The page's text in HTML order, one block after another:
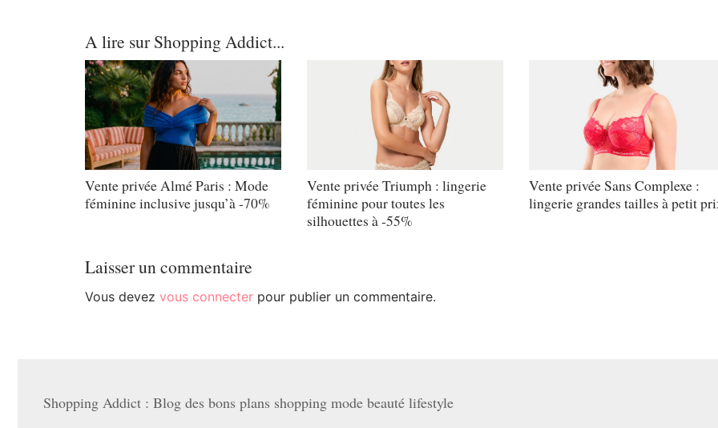
A lire sur Shopping Addict...
Vente privée Almé Paris : Mode
féminine inclusive jusqu’à -70%
Vente privée Triumph : lingerie
féminine pour toutes les
silhouettes à -55%
Vente privée Sans Complexe :
lingerie grandes tailles à petit
Laisser un commentaire
Vous devez vous connecterpour publier un commentaire.
Shopping Addict : Blog des bons plans shopping mode beauté lifestyle